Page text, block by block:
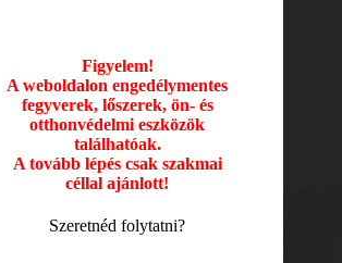
Figyelem!
A weboldalon engedélymentes
fegyverek, lőszerek, ön- és
otthonvédelmi eszközök
találhatóak.
A tovább lépés csak szakmai
céllal ajánlott!
Szeretnéd folytatni?
Nyitvatartási idő: